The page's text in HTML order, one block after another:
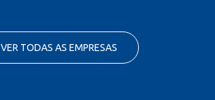
VER TODAS AS EMPRESAS